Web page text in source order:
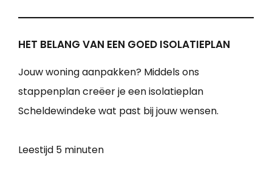
HET BELANG VAN EEN GOED ISOLATIEPLAN
Jouw woning aanpakken? Middels ons
stappenplan creëer je een isolatieplan
Scheldewindeke wat past bij jouw wensen.
Leestijd 5 minuten